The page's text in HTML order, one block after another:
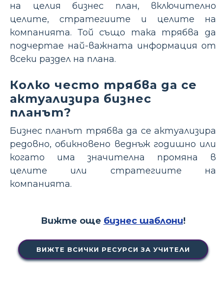
на целия бизнес план, включително
целите, стратегиите и целите на
компанията. Той също така трябва да
подчертае най-важната информация от
всеки раздел на плана.
Колко често трябва да се
актуализира бизнес
планът?
Бизнес планът трябва да се актуализира
редовно, обикновено веднъж годишно или
когато има значителна промяна в
целите или стратегиите на
компанията.
Вижте още бизнес шаблони!
ВИЖТЕ ВСИЧКИ РЕСУРСИ ЗА УЧИТЕЛИ